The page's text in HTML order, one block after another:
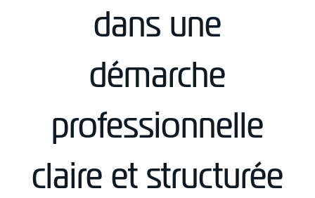
dans une
démarche
professionnelle
claire et structurée